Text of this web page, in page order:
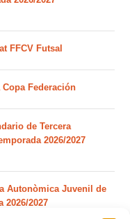
FFCV Futsal
Federación
de Tercera
2026/2027
Autonòmica Juvenil de
2026/2027